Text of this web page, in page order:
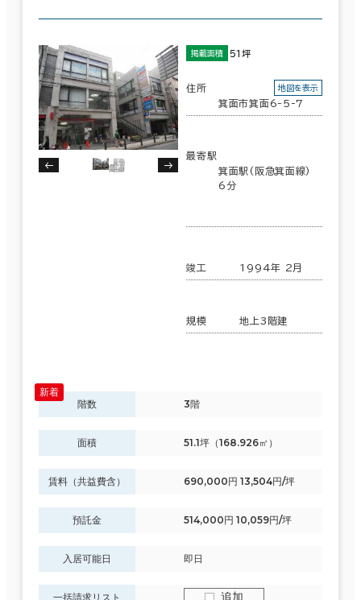
掲載面積 51坪
住所
箕面市箕面6-5-7
地図を表示
最寄駅
箕面駅(阪急箕面線)
6分
竣工 1994年 2月
規模 地上3階建
階数 3階
面積 51.1坪（168.926㎡）
賃料（共益費含） 690,000円 13,504円/坪
預託金 514,000円 10,059円/坪
入居可能日 即日
一括請求リスト
エリアを追加・変更する
滋賀県
大阪府 (1,902)
面積選択
人数
～
複数フロアを含む
月総額
3分以内
5分以内
10分以内
入居可能時期
即入居可能